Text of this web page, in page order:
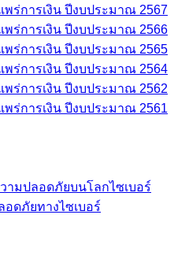
พร่การเงิน ปีงบประมาณ 2567
พร่การเงิน ปีงบประมาณ 2566
พร่การเงิน ปีงบประมาณ 2565
พร่การเงิน ปีงบประมาณ 2564
พร่การเงิน ปีงบประมาณ 2562
พร่การเงิน ปีงบประมาณ 2561
ามปลอดภัยบนโลกไซเบอร์
ดภัยทางไซเบอร์